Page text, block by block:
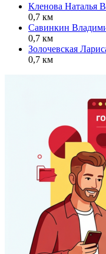
Кленова Наталья
0,7 км
Савинкин
0,7 км
Золочевская
0,7 км